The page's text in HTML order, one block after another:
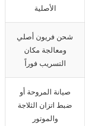
الأصلية
شحن فريون أصلي
ومعالجة مكان
التسريب فوراً
صيانة المروحة أو
ضبط اتزان الثلاجة
والموتور